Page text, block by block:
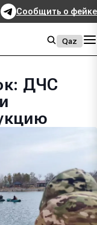
Сообщить о фейке
Qaz
ДЧС